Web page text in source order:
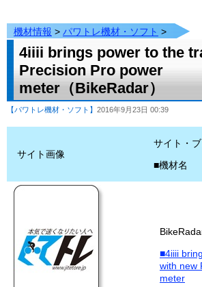
機材情報 > パワトレ機材・ソフト >
4iiii brings power to the
Precision Pro power
meter（BikeRadar）
【パワトレ機材・ソフト】 2016年9月23日 00:39
サイト画像
サイト・
■機材名
■4iiii
with new
meter